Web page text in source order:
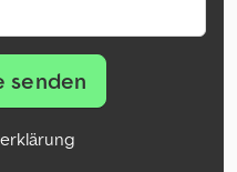
senden